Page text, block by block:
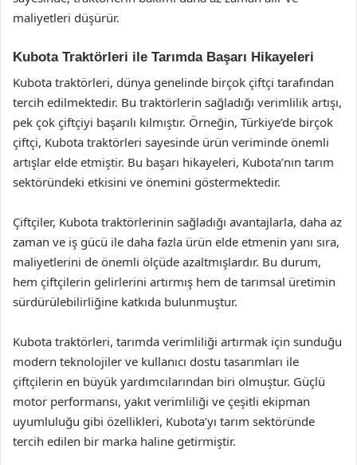
maliyetleri düşürür.
Kubota Traktörleri ile Tarımda Başarı Hikayeleri
Kubota traktörleri, dünya genelinde birçok çiftçi tarafından
tercih edilmektedir. Bu traktörlerin sağladığı verimlilik artışı,
pek çok çiftçiyi başarılı kılmıştır. Örneğin, Türkiye’de birçok
çiftçi, Kubota traktörleri sayesinde ürün veriminde önemli
artışlar elde etmiştir. Bu başarı hikayeleri, Kubota’nın tarım
sektöründeki etkisini ve önemini göstermektedir.
Çiftçiler, Kubota traktörlerinin sağladığı avantajlarla, daha az
zaman ve iş gücü ile daha fazla ürün elde etmenin yanı sıra,
maliyetlerini de önemli ölçüde azaltmışlardır. Bu durum,
hem çiftçilerin gelirlerini artırmış hem de tarımsal üretimin
sürdürülebilirliğine katkıda bulunmuştur.
Kubota traktörleri, tarımda verimliliği artırmak için sunduğu
modern teknolojiler ve kullanıcı dostu tasarımları ile
çiftçilerin en büyük yardımcılarından biri olmuştur. Güçlü
motor performansı, yakıt verimliliği ve çeşitli ekipman
uyumluluğu gibi özellikleri, Kubota’yı tarım sektöründe
tercih edilen bir marka haline getirmiştir.